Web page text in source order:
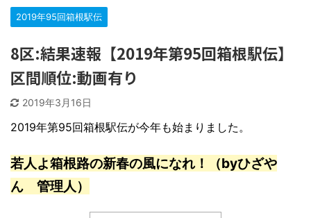
2019年95回箱根駅伝
8区:結果速報【2019年第95回箱根駅伝】
区間順位:動画有り
2019年3月16日
2019年第95回箱根駅伝が今年も始まりました。
若人よ箱根路の新春の風になれ！（byひざや
ん 管理人）